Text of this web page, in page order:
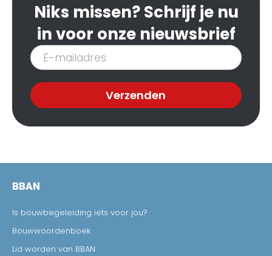
Niks missen? Schrijf je nu
in voor onze nieuwsbrief
Inschrijven
nieuwsbrief
Verzenden
BBAN
Is bouwbegeleiding iets voor jou?
Bouwwoordenboek
Lid worden van BBAN